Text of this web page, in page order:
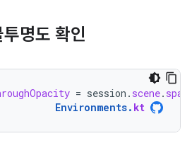
명도 확인
= session . scene.
Environments. kt